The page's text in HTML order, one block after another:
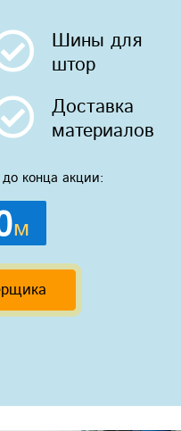
Шины для
штор
Доставка
материалов
конца акции:
м